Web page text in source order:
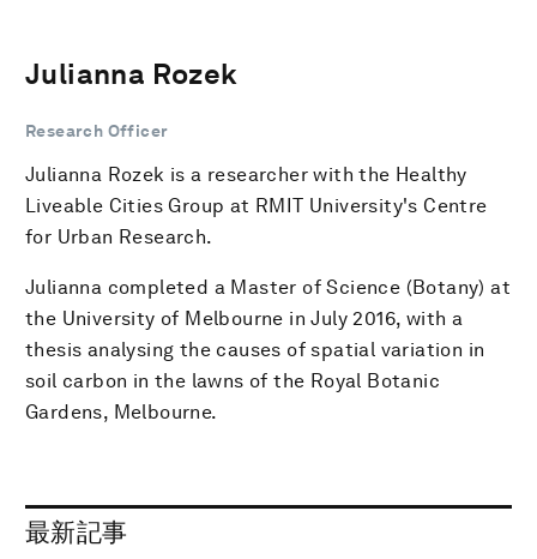
Julianna Rozek
Research Officer
Julianna Rozek is a researcher with the Healthy
Liveable Cities Group at RMIT University's Centre
for Urban Research.
Julianna completed a Master of Science (Botany) at
the University of Melbourne in July 2016, with a
thesis analysing the causes of spatial variation in
soil carbon in the lawns of the Royal Botanic
Gardens, Melbourne.
最新記事